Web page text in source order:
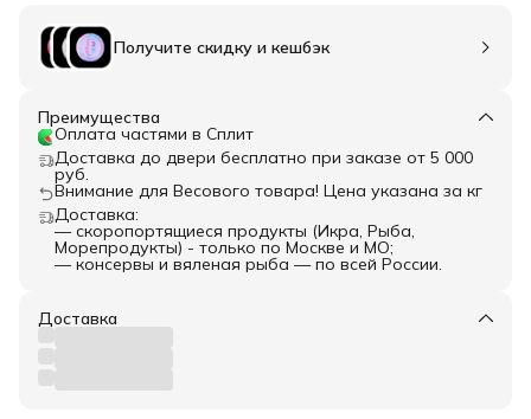
Получите скидку и кешбэк
Преимущества
Оплата частями в Сплит
Доставка до двери бесплатно при заказе от 5 000
руб.
Внимание для Весового товара! Цена указана за кг
Доставка:
— скоропортящиеся продукты (Икра, Рыба,
Морепродукты) - только по Москве и МО;
— консервы и вяленая рыба — по всей России.
Доставка